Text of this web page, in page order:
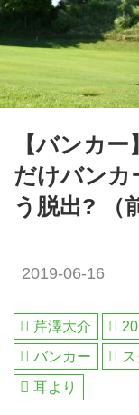
【バンカ
だけバン
う脱出? （
2019-06-16
芹澤大介
バンカー
耳より